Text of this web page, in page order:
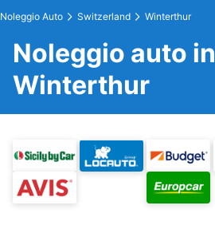
Noleggio Auto Switzerland Winterthur
Noleggio auto in
Winterthur